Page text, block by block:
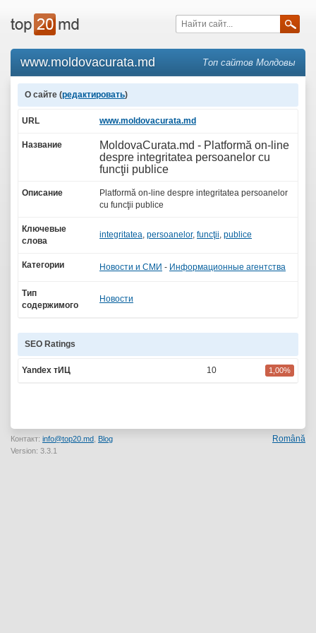
www.moldovacurata.md Топ сайтов Молдовы
О сайте (редактировать)
URL www.moldovacurata.md
Название
MoldovaCurata.md - Platformă on-line
despre integritatea persoanelor cu
funcţii publice
Описание
Platformă on-line despre integritatea persoanelor
cu funcţii publice
Ключевые
слова
integritatea, persoanelor, funcţii, publice
Категории Новости и СМИ - Информационные агентства
Тип
содержимого
Новости
SEO Ratings
Yandex тИЦ 10 1,00%
Контакт: info@top20.md Blog
Version: 3.3.1
Română